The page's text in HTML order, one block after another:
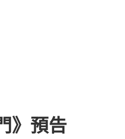
》預告